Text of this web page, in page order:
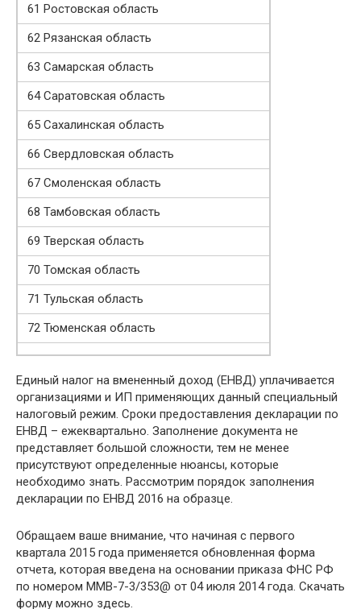
61 Ростовская область
62 Рязанская область
63 Самарская область
64 Саратовская область
65 Сахалинская область
66 Свердловская область
67 Смоленская область
68 Тамбовская область
69 Тверская область
70 Томская область
71 Тульская область
72 Тюменская область
Единый налог на вмененный доход (ЕНВД) уплачивается
организациями и ИП применяющих данный специальный
налоговый режим. Сроки предоставления декларации по
ЕНВД – ежеквартально. Заполнение документа не
представляет большой сложности, тем не менее
присутствуют определенные нюансы, которые
необходимо знать. Рассмотрим порядок заполнения
декларации по ЕНВД 2016 на образце.
Обращаем ваше внимание, что начиная с первого
квартала 2015 года применяется обновленная форма
отчета, которая введена на основании приказа ФНС РФ
по номером ММВ-7-3/353@ от 04 июля 2014 года. Скачать
форму можно здесь.